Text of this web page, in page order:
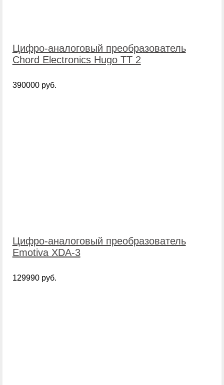
Цифро-аналоговый преобразователь
Chord Electronics Hugo TT 2
390000 руб.
Цифро-аналоговый преобразователь
Emotiva XDA-3
129990 руб.